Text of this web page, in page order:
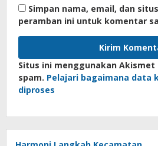
Simpan nama, email, dan
peramban ini untuk komentar
Situs ini menggunakan
spam. Pelajari bagaimana data
diproses